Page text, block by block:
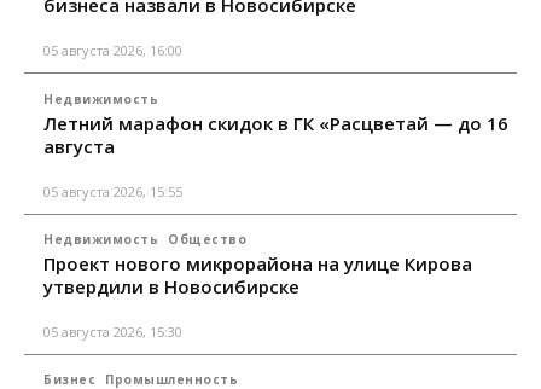
бизнеса назвали в Новосибирске
05 августа 2026, 16:00
Недвижимость
Летний марафон скидок в ГК «Расцветай — до 16
августа
05 августа 2026, 15:55
Недвижимость Общество
Проект нового микрорайона на улице Кирова
утвердили в Новосибирске
05 августа 2026, 15:30
Бизнес Промышленность